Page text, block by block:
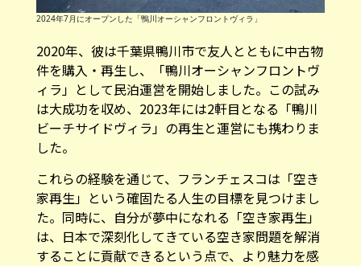
2024年7月にオープンした「鴨川オーシャンフロントヴィラ」
2020年、彼は千葉県鴨川市で友人とともに中古物
件を購入・再生し、「鴨川オーシャンフロントヴ
ィラ」として民泊運営を開始しました。この試み
は大成功を収め、2023年には2軒目となる「鴨川
ビーチサイドヴィラ」の再生と運営にも携わりま
した。
これらの経験を通じて、フランチェスコは「空き
家再生」という確固たる人生の目標を見つけまし
た。同時に、自分が夢中になれる「空き家再生」
は、日本で深刻化してきている空き家問題を解消
することに貢献できるという点で、より魅力を感